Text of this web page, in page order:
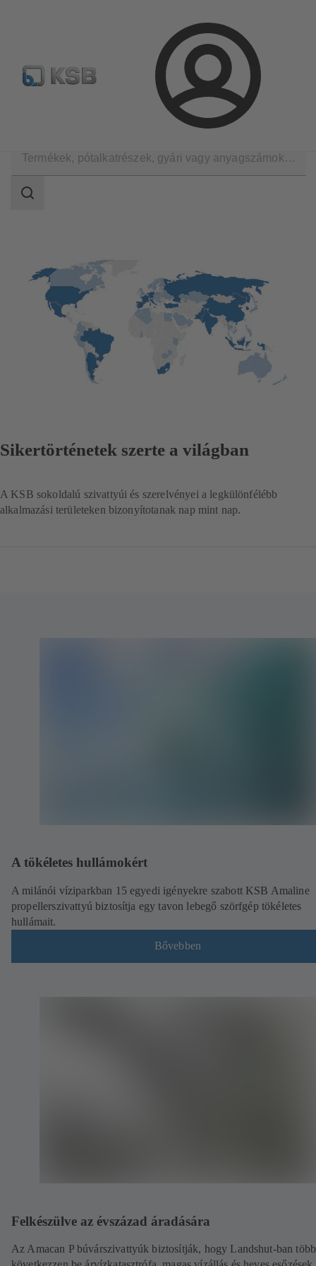
Bejelentkezés
Hírlevél Termékkonfiguráció Termékek keresése
tartomány
Keresési
Sikertörténetek szerte a világban
A KSB sokoldalú szivattyúi és szerelvényei a legkülönfélébb
alkalmazási területeken bizonyítotanak nap mint nap.
A tökéletes hullámokért
A milánói víziparkban 15 egyedi igényekre szabott KSB Amaline
propellerszivattyú biztosítja egy tavon lebegő szörfgép tökéletes
hullámait.
Bővebben
Felkészülve az évszázad áradására
Az Amacan P búvárszivattyúk biztosítják, hogy Landshut-ban